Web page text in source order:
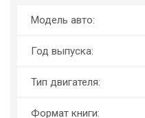
Модель авто:
Год выпуска:
Тип двигателя:
Формат книги: